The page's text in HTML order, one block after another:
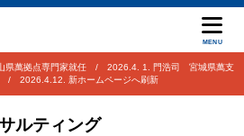
MENU
県萬拠点専門家就任 / 2026.4. 1. 門浩司 宮城県萬支
/ 2026.4.12. 新ホームページへ刷新
ルティング